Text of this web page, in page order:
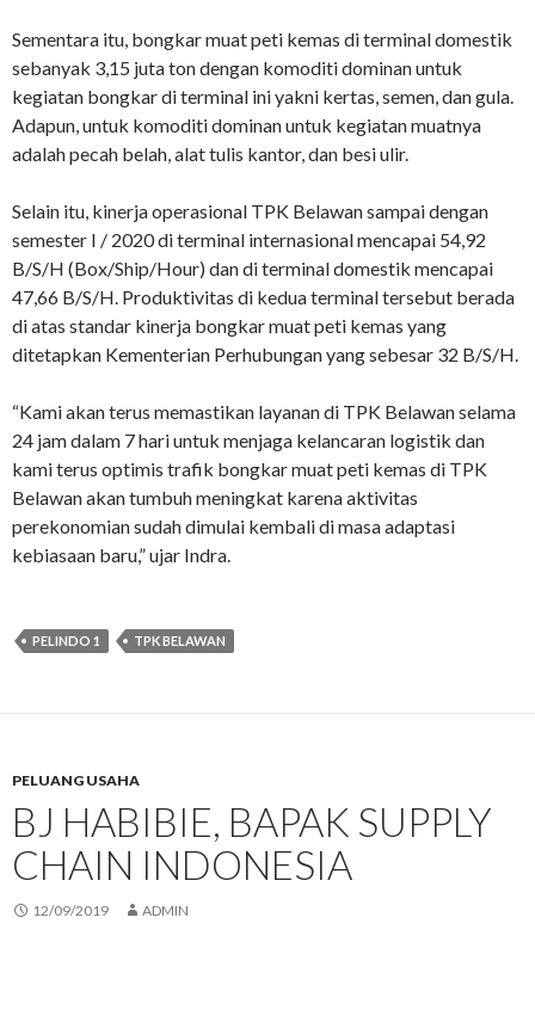
Sementara itu, bongkar muat peti kemas di terminal domestik
sebanyak 3,15 juta ton dengan komoditi dominan untuk
kegiatan bongkar di terminal ini yakni kertas, semen, dan gula.
Adapun, untuk komoditi dominan untuk kegiatan muatnya
adalah pecah belah, alat tulis kantor, dan besi ulir.
Selain itu, kinerja operasional TPK Belawan sampai dengan
semester I / 2020 di terminal internasional mencapai 54,92
B/S/H (Box/Ship/Hour) dan di terminal domestik mencapai
47,66 B/S/H. Produktivitas di kedua terminal tersebut berada
di atas standar kinerja bongkar muat peti kemas yang
ditetapkan Kementerian Perhubungan yang sebesar 32 B/S/H.
“Kami akan terus memastikan layanan di TPK Belawan selama
24 jam dalam 7 hari untuk menjaga kelancaran logistik dan
kami terus optimis trafik bongkar muat peti kemas di TPK
Belawan akan tumbuh meningkat karena aktivitas
perekonomian sudah dimulai kembali di masa adaptasi
kebiasaan baru,” ujar Indra.
PELINDO 1 TPK BELAWAN
PELUANG USAHA
BJ HABIBIE, BAPAK SUPPLY
CHAIN INDONESIA
12/09/2019 ADMIN